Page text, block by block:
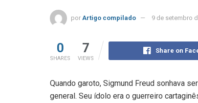
por Artigo compilado 9 de setembro
0
SHARES
7
VIEWS
Share on
Quando garoto, Sigmund Freud sonhava
general. Seu ídolo era o guerreiro